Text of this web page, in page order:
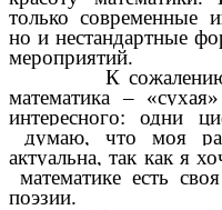
только современные
но и нестандартные
мероприятий.
К
математика –
интересного: одни
думаю, что моя
актуальна, так как я
математике есть
поэзии.